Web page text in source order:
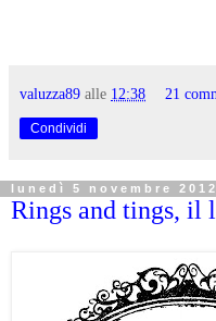
valuzza89 alle 12:38 21
Condividi
lunedì 5 novembre 2012
Rings and tings, il